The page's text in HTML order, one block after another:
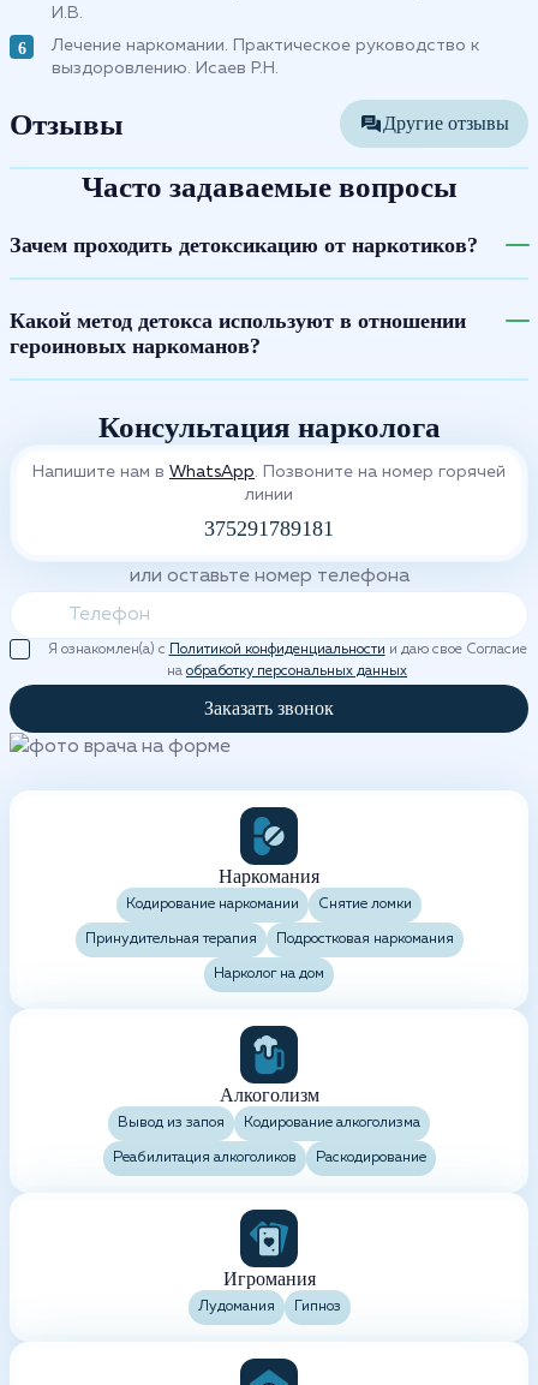
И.В.
Лечение наркомании. Практическое руководство к
выздоровлению. Исаев Р.Н.
Отзывы Другие отзывы
Часто задаваемые вопросы
Зачем проходить детоксикацию от наркотиков?
Какой метод детокса используют в отношении
героиновых наркоманов?
Консультация нарколога
Напишите нам в WhatsApp. Позвоните на номер горячей
линии
375291789181
или оставьте номер телефона
Я ознакомлен(а) с Политикой конфиденциальности и даю свое Согласие
на обработку персональных данных
Заказать звонок
Наркомания
Кодирование наркомании Снятие ломки
Принудительная терапия Подростковая наркомания
Нарколог на дом
Алкоголизм
Вывод из запоя Кодирование алкоголизма
Реабилитация алкоголиков Раскодирование
Игромания
Лудомания Гипноз